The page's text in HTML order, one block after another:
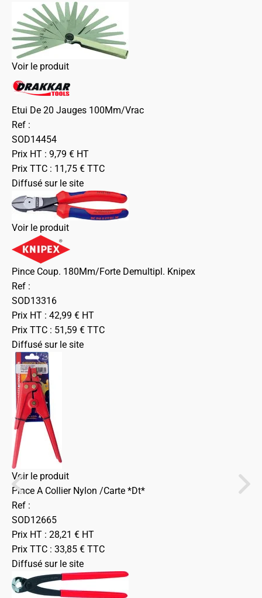
Voir le produit
Etui De 20 Jauges 100Mm/Vrac
Ref :
SOD14454
Prix HT : 9,79 € HT
Prix TTC : 11,75 € TTC
Diffusé sur le site
Voir le produit
Pince Coup. 180Mm/Forte Demultipl. Knipex
Ref :
SOD13316
Prix HT : 42,99 € HT
Prix TTC : 51,59 € TTC
Diffusé sur le site
Voir le produit
Pince A Collier Nylon /Carte *Dt*
Ref :
SOD12665
Prix HT : 28,21 € HT
Prix TTC : 33,85 € TTC
Diffusé sur le site